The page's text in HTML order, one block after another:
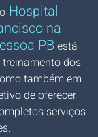
Hospital
na
PB está
dos
também em
de oferecer
serviços